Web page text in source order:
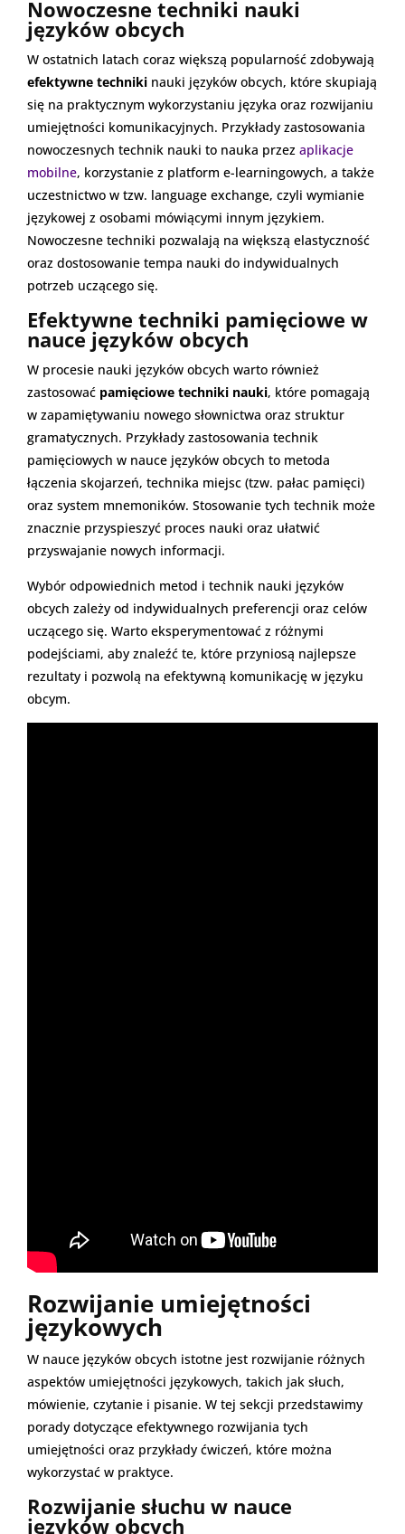
Nowoczesne techniki nauki
języków obcych
W ostatnich latach coraz większą popularność zdobywają
efektywne techniki nauki języków obcych, które skupiają
się na praktycznym wykorzystaniu języka oraz rozwijaniu
umiejętności komunikacyjnych. Przykłady zastosowania
nowoczesnych technik nauki to nauka przez aplikacje
mobilne, korzystanie z platform e-learningowych, a także
uczestnictwo w tzw. language exchange, czyli wymianie
językowej z osobami mówiącymi innym językiem.
Nowoczesne techniki pozwalają na większą elastyczność
oraz dostosowanie tempa nauki do indywidualnych
potrzeb uczącego się.
Efektywne techniki pamięciowe w
nauce języków obcych
W procesie nauki języków obcych warto również
zastosować pamięciowe techniki nauki, które pomagają
w zapamiętywaniu nowego słownictwa oraz struktur
gramatycznych. Przykłady zastosowania technik
pamięciowych w nauce języków obcych to metoda
łączenia skojarzeń, technika miejsc (tzw. pałac pamięci)
oraz system mnemoników. Stosowanie tych technik może
znacznie przyspieszyć proces nauki oraz ułatwić
przyswajanie nowych informacji.
Wybór odpowiednich metod i technik nauki języków
obcych zależy od indywidualnych preferencji oraz celów
uczącego się. Warto eksperymentować z różnymi
podejściami, aby znaleźć te, które przyniosą najlepsze
rezultaty i pozwolą na efektywną komunikację w języku
obcym.
Rozwijanie umiejętności
językowych
W nauce języków obcych istotne jest rozwijanie różnych
aspektów umiejętności językowych, takich jak słuch,
mówienie, czytanie i pisanie. W tej sekcji przedstawimy
porady dotyczące efektywnego rozwijania tych
umiejętności oraz przykłady ćwiczeń, które można
wykorzystać w praktyce.
Rozwijanie słuchu w nauce
języków obcych